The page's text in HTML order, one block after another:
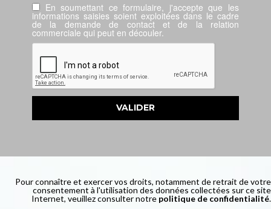
En soumettant ce formulaire, j'accepte que les
informations saisies soient exploitées dans le cadre
de la demande de contact et de la relation
commerciale qui peut en découler.
Pour connaître et exercer vos droits, notamment de retrait de votre
consentement à l'utilisation des données collectées sur ce site
Internet, veuillez consulter notre politique de confidentialité.